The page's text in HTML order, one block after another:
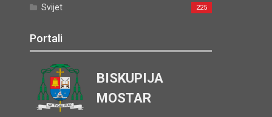
Svijet 225
Portali
BISKUPIJA
MOSTAR